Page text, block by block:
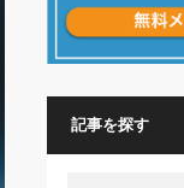
記事を探す